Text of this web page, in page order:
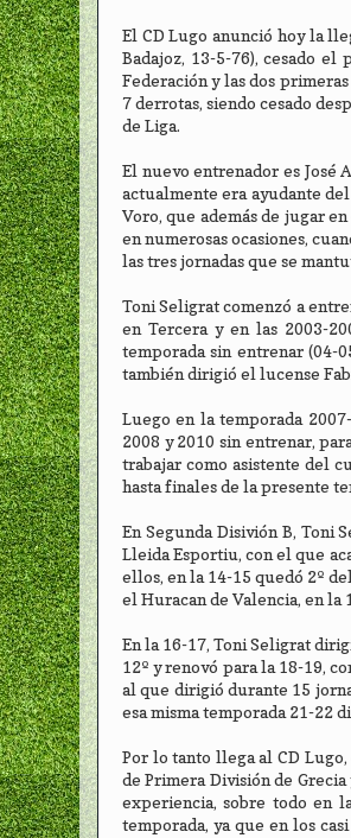
El CD Lugo anunció hoy la
Badajoz, 13-5-76), cesado
Federación y las dos
7 derrotas, siendo cesado
de Liga.
El nuevo entrenador es José
actualmente era ayudante
Voro, que además de jugar
en numerosas ocasiones,
las tres jornadas que se
Toni Seligrat comenzó a
en Tercera y en las 2003-
temporada sin entrenar (04-
también dirigió el lucense
Luego en la temporada
2008 y 2010 sin entrenar,
trabajar como asistente del
hasta finales de la presente
En Segunda Disivión B, Toni
Lleida Esportiu, con el que
ellos, en la 14-15 quedó 2º
el Huracan de Valencia, en la
En la 16-17, Toni Seligrat
12º y renovó para la 18-19,
al que dirigió durante 15
esa misma temporada 21-22
Por lo tanto llega al CD
de Primera División de
experiencia, sobre todo en
temporada, ya que en los